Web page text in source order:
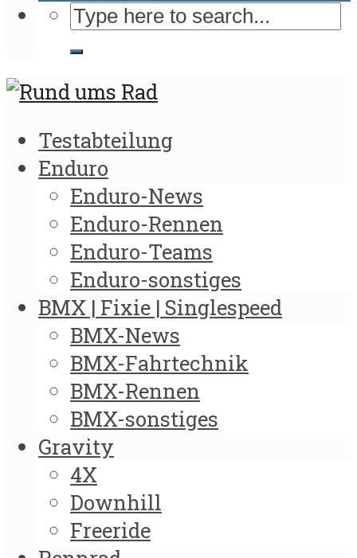
Testabteilung
Enduro
Enduro-News
Enduro-Rennen
Enduro-Teams
Enduro-sonstiges
BMX | Fixie | Singlespeed
BMX-News
BMX-Fahrtechnik
BMX-Rennen
BMX-sonstiges
Gravity
4X
Downhill
Freeride